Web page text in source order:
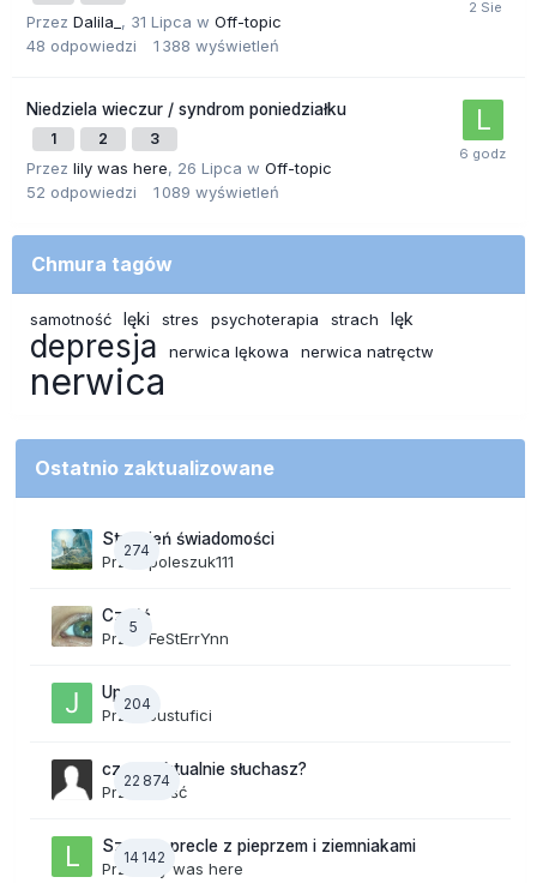
Przez Dalila_ , 31 Lipca w Off-topic
48 odpowiedzi 1 388 wyświetleń
Niedziela wieczur / syndrom poniedziałku
1 2 3
Przez lily was here, 26 Lipca w Off-topic
52 odpowiedzi 1 089 wyświetleń
Chmura tagów
samotność lęki stres psychoterapia strach lęk
depresja nerwica lękowa nerwica natręctw
nerwica
Ostatnio zaktualizowane
274
Strumień świadomości
Przezpoleszuk111
5
Cześć
Przez FeStErrYnn
204
Upały
PrzezJustufici
22 874
czego aktualnie słuchasz?
Przez Gość
14 142
Szalone precle z pieprzem i ziemniakami
Przez lily was here